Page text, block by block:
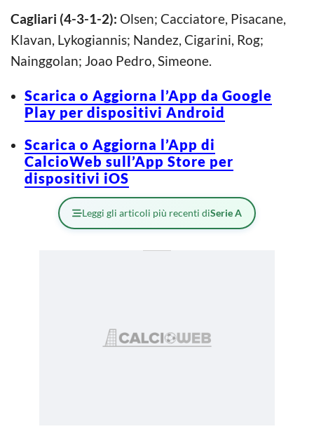
Cagliari (4-3-1-2): Olsen; Cacciatore, Pisacane,
Klavan, Lykogiannis; Nandez, Cigarini, Rog;
Nainggolan; Joao Pedro, Simeone.
Scarica o Aggiorna l’App da Google
Play per dispositivi Android
Scarica o Aggiorna l’App di
CalcioWeb sull’App Store per
dispositivi iOS
Leggi gli articoli più recenti diSerie A